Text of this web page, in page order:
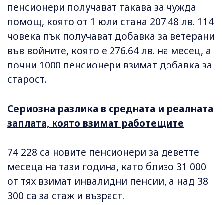
пенсионери получават такава за чужда
помощ, която от 1 юли стана 207.48 лв. 114
човека пък получават добавка за ветерани
във войните, която е 276.64 лв. на месец, а
почни 1000 пенсионери взимат добавка за
старост.
Сериозна разлика в средната и реалната
заплата, която взимат работещите
74 228 са новите пенсионери за деветте
месеца на тази година, като близо 31 000
от тях взимат инвалидни пенсии, а над 38
300 са за стаж и възраст.